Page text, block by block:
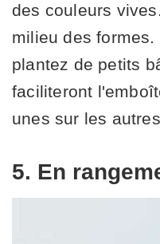
des couleurs
milieu des
plantez de petits
faciliteront
unes sur les
5. En